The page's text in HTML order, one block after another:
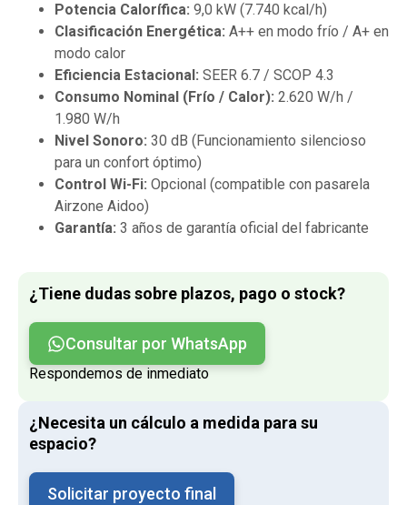
Potencia Calorífica: 9,0 kW (7.740 kcal/h)
Clasificación Energética: A++ en modo frío / A+ en
modo calor
Eficiencia Estacional: SEER 6.7 / SCOP 4.3
Consumo Nominal (Frío / Calor): 2.620 W/h /
1.980 W/h
Nivel Sonoro: 30 dB (Funcionamiento silencioso
para un confort óptimo)
Control Wi-Fi: Opcional (compatible con pasarela
Airzone Aidoo)
Garantía: 3 años de garantía oficial del fabricante
¿Tiene dudas sobre plazos, pago o stock?
Consultar por WhatsApp
Respondemos de inmediato
¿Necesita un cálculo a medida para su
espacio?
Solicitar proyecto final